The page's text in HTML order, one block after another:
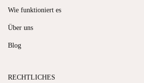
Wie funktioniert es
Über uns
Blog
RECHTLICHES